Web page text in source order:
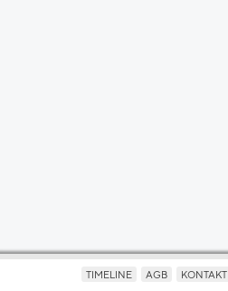
TIMELINE AGB KONTAKT